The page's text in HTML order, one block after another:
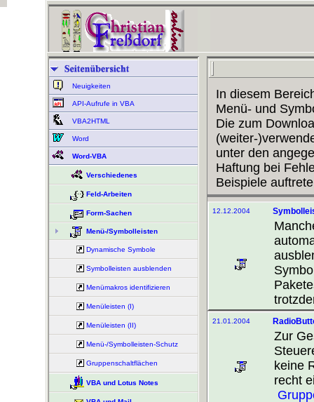
Neuigkeiten
API-Aufrufe in VBA
VBA2HTML
Word
Word-VBA
Verschiedenes
Feld-Arbeiten
Form-Sachen
Menü-/Symbolleisten
Dynamische Symbole
Symbolleisten ausblenden
Menümakros identifizieren
Menüleisten (I)
Menüleisten (II)
Menü-/Symbolleisten-Schutz
Gruppenschaltflächen
VBA und Lotus Notes
In diesem
Menü- und
Die zum
(weiter-
unter den
Haftung bei
Beispiele
12.12.2004
21.01.2004
Zur
keine
recht